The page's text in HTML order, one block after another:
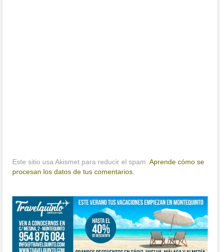
Este sitio usa Akismet para reducir el spam.Aprende cómo se
procesan los datos de tus comentarios.